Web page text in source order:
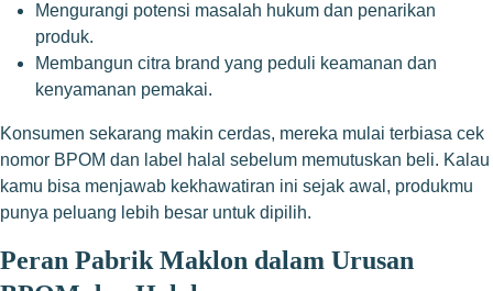
Mengurangi potensi masalah hukum dan penarikan
produk.
Membangun citra brand yang peduli keamanan dan
kenyamanan pemakai.
Konsumen sekarang makin cerdas, mereka mulai terbiasa cek
nomor BPOM dan label halal sebelum memutuskan beli. Kalau
kamu bisa menjawab kekhawatiran ini sejak awal, produkmu
punya peluang lebih besar untuk dipilih.
Peran Pabrik Maklon dalam Urusan